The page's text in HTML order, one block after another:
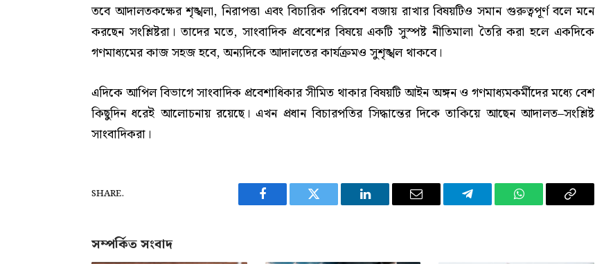
তবে আদালতকক্ষের শৃঙ্খলা, নিরাপত্তা এবং বিচারিক পরিবেশ বজায় রাখার বিষয়টিও সমান গুরুত্বপূর্ণ বলে মনে
করছেন সংশ্লিষ্টরা। তাদের মতে, সাংবাদিক প্রবেশের বিষয়ে একটি সুস্পষ্ট নীতিমালা তৈরি করা হলে একদিকে
গণমাধ্যমের কাজ সহজ হবে, অন্যদিকে আদালতের কার্যক্রমও সুশৃঙ্খল থাকবে।
এদিকে আপিল বিভাগে সাংবাদিক প্রবেশাধিকার সীমিত থাকার বিষয়টি আইন অঙ্গন ও গণমাধ্যমকর্মীদের মধ্যে বেশ
কিছুদিন ধরেই আলোচনায় রয়েছে। এখন প্রধান বিচারপতির সিদ্ধান্তের দিকে তাকিয়ে আছেন আদালত–সংশ্লিষ্ট
সাংবাদিকরা।
SHARE.
Facebook Twitter LinkedIn Email Telegram WhatsAppCopy
সম্পর্কিত সংবাদ